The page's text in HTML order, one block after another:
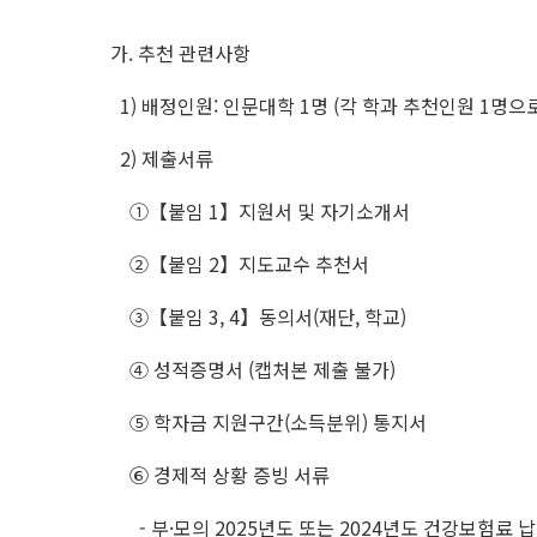
가. 추천 관련사항
1) 배정인원: 인문대학 1명 (각 학과 추천인원 1명으
2) 제출서류
①【붙임 1】지원서 및 자기소개서
②【붙임 2】지도교수 추천서
③【붙임 3, 4】동의서(재단, 학교)
④ 성적증명서 (캡처본 제출 불가)
⑤ 학자금 지원구간(소득분위) 통지서
⑥ 경제적 상황 증빙 서류
- 부·모의 2025년도 또는 2024년도 건강보험료